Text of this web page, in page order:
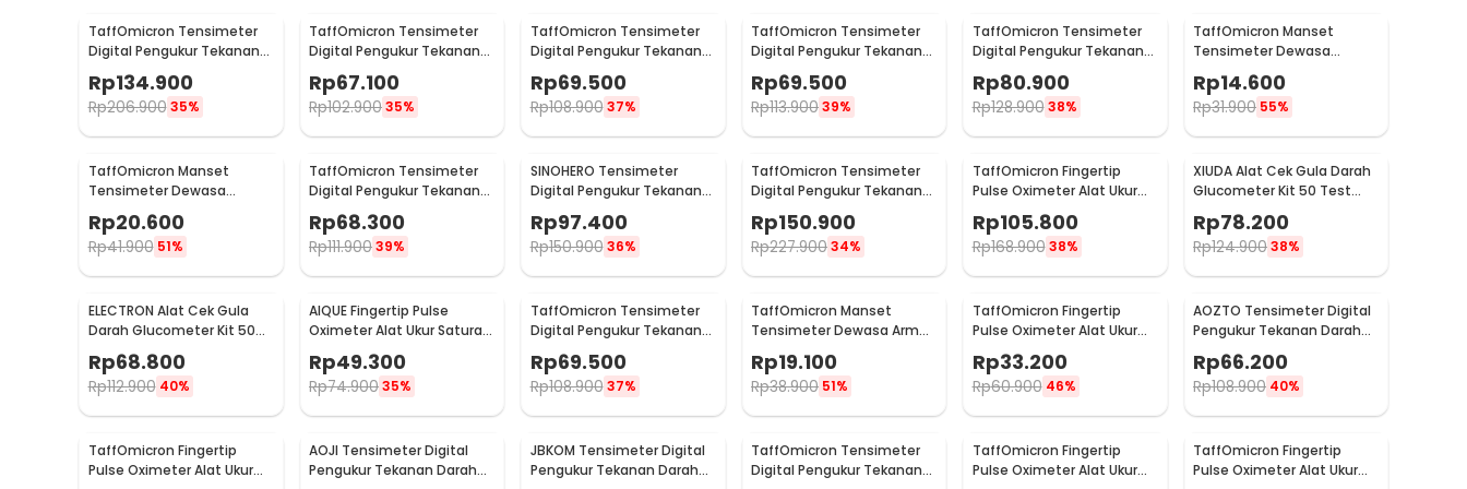
TaffOmicron Tensimeter
Digital Pengukur Tekanan
Darah Wrist Monitor
Bahasa Indonesia - RZ-204
Rp134.900
Rp206.900 35%
TaffOmicron Tensimeter
Digital Pengukur Tekanan
Darah Dual Power - BW-
3205
Rp67.100
Rp102.90035%
TaffOmicron Tensimeter
Digital Pengukur Tekanan
Darah English Voice - A01
Rp69.500
Rp108.900 37%
TaffOmicron Tensimeter
Digital Pengukur Tekanan
Darah Dual Power without
Voice - BW-750
Rp69.500
Rp113.90039%
TaffOmicron Tensimeter
Digital Pengukur Tekanan
Darah Dual Power with
Voice - BW-750
Rp80.900
Rp128.900 38%
TaffOmicron Manset
Tensimeter Dewasa
Universal Arm Cuff
Replacement 22-32cm -
B02
Rp14.600
Rp31.900 55%
TaffOmicron Manset
Tensimeter Dewasa
Universal Arm Cuff
Replacement 22-48cm -
B02
Rp20.600
Rp41.900 51%
TaffOmicron Tensimeter
Digital Pengukur Tekanan
Darah Indonesia Voice -
BW-3205
Rp68.300
Rp111.90039%
SINOHERO Tensimeter
Digital Pengukur Tekanan
Rp97.400
Rp150.900 36%
TaffOmicron Tensimeter
Digital Pengukur Tekanan
BPW1
Rp150.900
Rp227.90034%
TaffOmicron Fingertip
Pulse Oximeter Alat Ukur
Saturasi Oksigen Darah -
YK-80B
Rp105.800
Rp168.900 38%
XIUDA Alat Cek Gula Darah
Glucometer Kit 50 Test
Strips - G058
Rp78.200
Rp124.90038%
ELECTRON Alat Cek Gula
Darah Glucometer Kit 50
Test Strips - HH-XT520
Rp68.800
Rp112.900 40%
AIQUE Fingertip Pulse
Oximeter Alat Ukur Saturasi
Oksigen Darah - TY-05
Rp49.300
Rp74.90035%
TaffOmicron Tensimeter
Digital Pengukur Tekanan
Darah Indonesia Voice -
A01
Rp69.500
Rp108.900 37%
TaffOmicron Manset
Tensimeter Dewasa Arm
22cm - BX17
Rp19.100
Rp38.900 51%
TaffOmicron Fingertip
Pulse Oximeter Alat Ukur
Saturasi Oksigen Darah -
A6
Rp33.200
Rp60.900 46%
AOZTO Tensimeter Digital
Pengukur Tekanan Darah
Wrist Monitor with Voice -
BP-502
Rp66.200
Rp108.900 40%
TaffOmicron Fingertip
Pulse Oximeter Alat Ukur
AOJI Tensimeter Digital
Pengukur Tekanan Darah
JBKOM Tensimeter Digital
Pengukur Tekanan Darah
TaffOmicron Tensimeter
Digital Pengukur Tekanan
TaffOmicron Fingertip
Pulse Oximeter Alat Ukur
TaffOmicron Fingertip
Pulse Oximeter Alat Ukur